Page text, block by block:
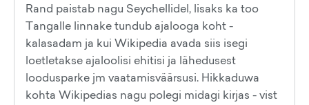
Rand paistab nagu Seychellidel, lisaks ka too
Tangalle linnake tundub ajalooga koht -
kalasadam ja kui Wikipedia avada siis isegi
loetletakse ajaloolisi ehitisi ja lähedusest
loodusparke jm vaatamisväärsusi. Hikkaduwa
kohta Wikipedias nagu polegi midagi kirjas - vist